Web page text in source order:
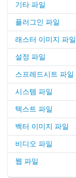
기타 파일
플러그인 파일
래스터 이미지 파일
설정 파일
스프레드시트 파일
시스템 파일
텍스트 파일
벡터 이미지 파일
비디오 파일
웹 파일